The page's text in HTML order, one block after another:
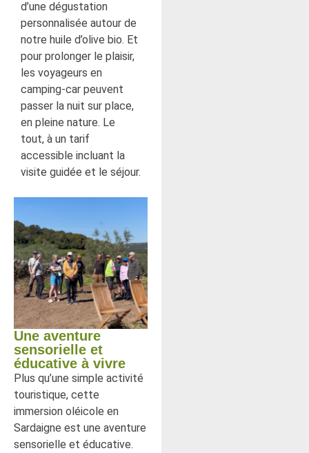
d’une dégustation
personnalisée autour de
notre huile d’olive bio. Et
pour prolonger le plaisir,
les voyageurs en
camping-car peuvent
passer la nuit sur place,
en pleine nature. Le
tout, à un tarif
accessible incluant la
visite guidée et le séjour.
Une aventure
sensorielle et
éducative à vivre
Plus qu’une simple activité
touristique, cette
immersion oléicole en
Sardaigne est une aventure
sensorielle et éducative.